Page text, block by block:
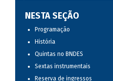
NESTA SEÇÃO
Programação
História
Quintas no BNDES
Sextas instrumentais
Reserva de ingressos